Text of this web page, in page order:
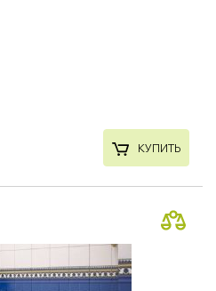
КУПИТЬ